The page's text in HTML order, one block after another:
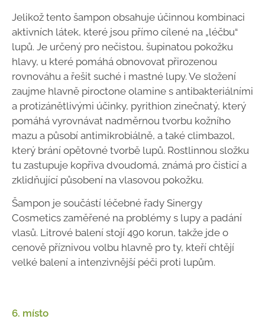
Jelikož tento šampon obsahuje účinnou kombinaci
aktivních látek, které jsou přímo cílené na „léčbu“
lupů. Je určený pro nečistou, šupinatou pokožku
hlavy, u které pomáhá obnovovat přirozenou
rovnováhu a řešit suché i mastné lupy. Ve složení
zaujme hlavně piroctone olamine s antibakteriálními
a protizánětlivými účinky, pyrithion zinečnatý, který
pomáhá vyrovnávat nadměrnou tvorbu kožního
mazu a působí antimikrobiálně, a také climbazol,
který brání opětovné tvorbě lupů. Rostlinnou složku
tu zastupuje kopřiva dvoudomá, známá pro čisticí a
zklidňující působení na vlasovou pokožku.
Šampon je součástí léčebné řady Sinergy
Cosmetics zaměřené na problémy s lupy a padání
vlasů. Litrové balení stojí 490 korun, takže jde o
cenově příznivou volbu hlavně pro ty, kteří chtějí
velké balení a intenzivnější péči proti lupům.
6. místo